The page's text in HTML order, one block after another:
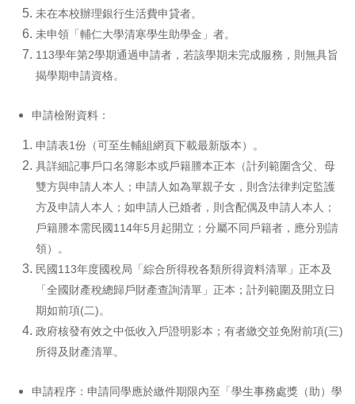
未在本校辦理銀行生活費申貸者。
未申領「輔仁大學清寒學生助學金」者。
113學年第2學期通過申請者，若該學期未完成服務，則無具旨
揭學期申請資格。
申請檢附資料：
申請表1份（可至生輔組網頁下載最新版本）。
具詳細記事戶口名簿影本或戶籍謄本正本（計列範圍含父、母
雙方與申請人本人；申請人如為單親子女，則含法律判定監護
方及申請人本人；如申請人已婚者，則含配偶及申請人本人；
戶籍謄本需民國114年5月起開立；分屬不同戶籍者，應分別請
領）。
民國113年度國稅局「綜合所得稅各類所得資料清單」正本及
「全國財產稅總歸戶財產查詢清單」正本；計列範圍及開立日
期如前項(二)。
政府核發有效之中低收入戶證明影本；有者繳交並免附前項(三)
所得及財產清單。
申請程序：申請同學應於繳件期限內至「學生事務處獎（助）學